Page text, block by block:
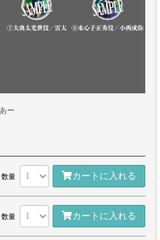
ー
数量 カートに入れる
数量 カートに入れる